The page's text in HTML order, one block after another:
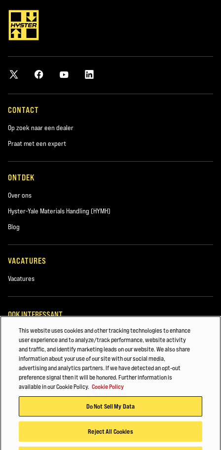
CONTACT
Op zoek naar een dealer
Praat met een expert
ONTDEK
Over ons
Hyster-Yale Materials Handling (HYMH)
Blog
VACATURES
Vacatures
OOK INTERESSANT
4 Wheel Electric Forklift Trucks
SEPTEMBER 2020
HIGH CAPACITY FORKLIFT TRUCKS
©2025 Hyster-Yale Materials Handling, Inc., alle rechten voorbehouden.
Privacybeleid Gebruiksvoorwaarden Cookiebeleid
This website uses cookies and other tracking technologies to enhance
user experience and to analyze/track performance, website activity
and traffic, and identify marketing leads on our website. We also share
information about your use of our site with our social media,
advertising and analytics partners. If we have detected an opt-out
preference signal then it will be honored. Further information is
available in our Cookie Policy. Cookie Policy
Do Not Sell My Data
Reject All Cookies